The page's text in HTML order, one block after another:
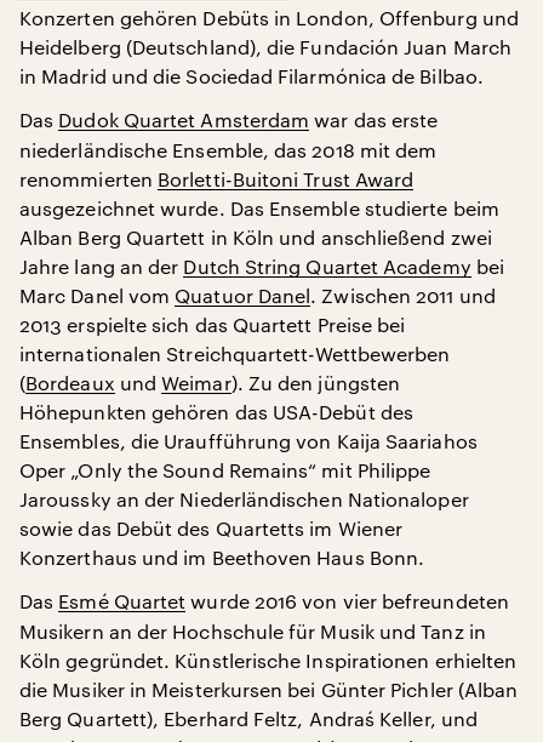
Konzerten gehören Debüts in London, Offenburg und
Heidelberg (Deutschland), die Fundación Juan March
in Madrid und die Sociedad Filarmónica de Bilbao.
Das Dudok Quartet Amsterdam war das erste
niederländische Ensemble, das 2018 mit dem
renommierten Borletti-Buitoni Trust Award
ausgezeichnet wurde. Das Ensemble studierte beim
Alban Berg Quartett in Köln und anschließend zwei
Jahre lang an der Dutch String Quartet Academy bei
Marc Danel vom Quatuor Danel. Zwischen 2011 und
2013 erspielte sich das Quartett Preise bei
internationalen Streichquartett-Wettbewerben
(Bordeaux undWeimar). Zu den jüngsten
Höhepunkten gehören das USA-Debüt des
Ensembles, die Uraufführung von Kaija Saariahos
Oper „Only the Sound Remains“ mit Philippe
Jaroussky an der Niederländischen Nationaloper
sowie das Debüt des Quartetts im Wiener
Konzerthaus und im Beethoven Haus Bonn.
Das Esmé Quartet wurde 2016 von vier befreundeten
Musikern an der Hochschule für Musik und Tanz in
Köln gegründet. Künstlerische Inspirationen erhielten
die Musiker in Meisterkursen bei Günter Pichler (Alban
Berg Quartett), Eberhard Feltz, Andraś Keller, und